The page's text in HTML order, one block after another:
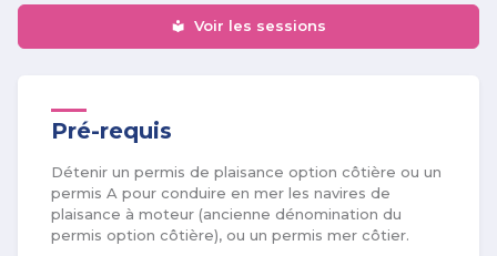
Voir les sessions
Pré-requis
Détenir un permis de plaisance option côtière ou un
permis A pour conduire en mer les navires de
plaisance à moteur (ancienne dénomination du
permis option côtière), ou un permis mer côtier.